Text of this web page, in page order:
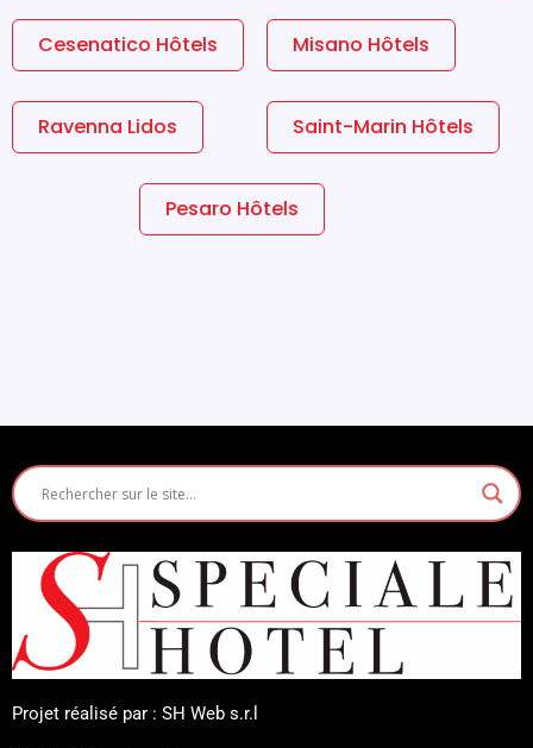
Cesenatico Hôtels Misano Hôtels
Ravenna Lidos Saint-Marin Hôtels
Pesaro Hôtels
Projet réalisé par : SH Web s.r.l